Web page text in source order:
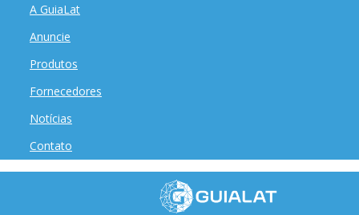
A GuiaLat
Anuncie
Produtos
Fornecedores
Notícias
Contato